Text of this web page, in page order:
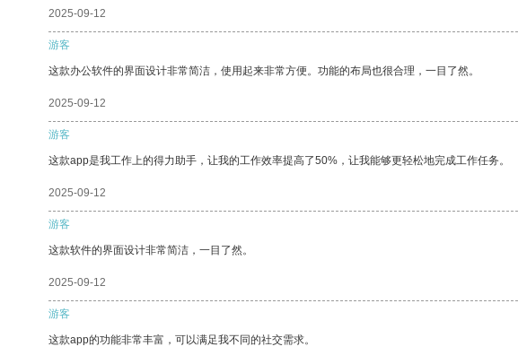
2025-09-12
游客
这款办公软件的界面设计非常简洁，使用起来非常方便。功能的布局也很合理，一目了然。
2025-09-12
游客
这款app是我工作上的得力助手，让我的工作效率提高了50%，让我能够更轻松地完成工作任务。
2025-09-12
游客
这款软件的界面设计非常简洁，一目了然。
2025-09-12
游客
这款app的功能非常丰富，可以满足我不同的社交需求。